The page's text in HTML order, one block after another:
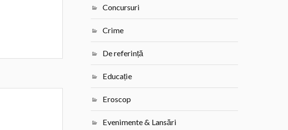
Concursuri
Crime
De referință
Educație
Eroscop
Evenimente & Lansări